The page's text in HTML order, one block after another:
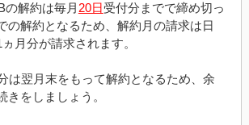
の解約は毎月 20日受付分までで締め切っ
の解約となるため、解約月の請求は日
月分が請求されます。
は翌月末をもって解約となるため、余
きをしましょう。